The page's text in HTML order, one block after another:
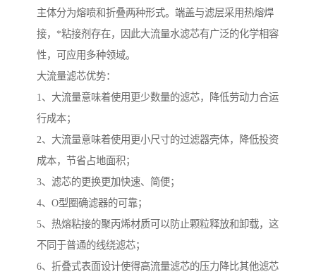
主体分为熔喷和折叠两种形式。端盖与滤层采用热熔焊
接，*粘接剂存在，因此大流量水滤芯有广泛的化学相容
性，可应用多种领域。
大流量滤芯优势：
1、大流量意味着使用更少数量的滤芯，降低劳动力合运
行成本；
2、大流量意味着使用更小尺寸的过滤器壳体，降低投资
成本，节省占地面积；
3、滤芯的更换更加快速、简便；
4、O型圈确滤器的可靠；
5、热熔粘接的聚丙烯材质可以防止颗粒释放和卸载，这
不同于普通的线绕滤芯；
6、折叠式表面设计使得高流量滤芯的压力降比其他滤芯